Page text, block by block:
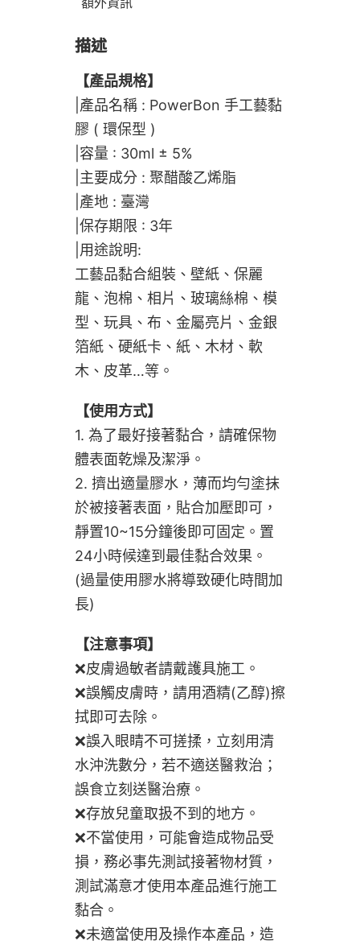
描述
【產品規格】
|產品名稱 : PowerBon 手工藝黏
膠 ( 環保型 )
|容量 : 30ml ± 5%
|主要成分 : 聚醋酸乙烯脂
|產地 : 臺灣
|保存期限 : 3年
|用途說明:
工藝品黏合組裝、壁紙、保麗
龍、泡棉、相片、玻璃絲棉、模
型、玩具、布、金屬亮片、金銀
箔紙、硬紙卡、紙、木材、軟
木、皮革…等。
【使用方式】
1. 為了最好接著黏合，請確保物
體表面乾燥及潔淨。
2. 擠出適量膠水，薄而均勻塗抹
於被接著表面，貼合加壓即可，
靜置10~15分鐘後即可固定。置
24小時候達到最佳黏合效果。
(過量使用膠水將導致硬化時間加
長)
【注意事項】
❌皮膚過敏者請戴護具施工。
❌誤觸皮膚時，請用酒精(乙醇)擦
拭即可去除。
❌誤入眼睛不可搓揉，立刻用清
水沖洗數分，若不適送醫救治；
誤食立刻送醫治療。
❌存放兒童取扱不到的地方。
❌不當使用，可能會造成物品受
損，務必事先測試接著物材質，
測試滿意才使用本產品進行施工
黏合。
❌未適當使用及操作本產品，造